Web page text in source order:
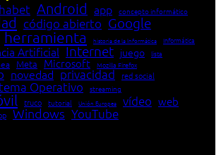
Android app concepto informático
código abierto Google
herramienta historia de la Informática Informática
Artificial Internet juego lista
Meta Microsoft Mozilla Firefox
novedad privacidad red social
Operativo streaming
truco tutorial Unión Europea vídeo web
Windows YouTube